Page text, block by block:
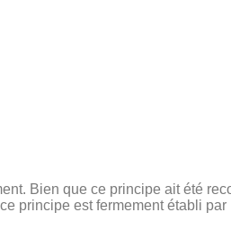
Bien que ce principe ait été
principe est fermement établi par